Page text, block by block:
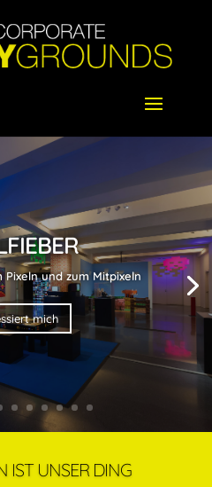
Pixeln und zum Mitpixeln
mich
IST UNSER DING